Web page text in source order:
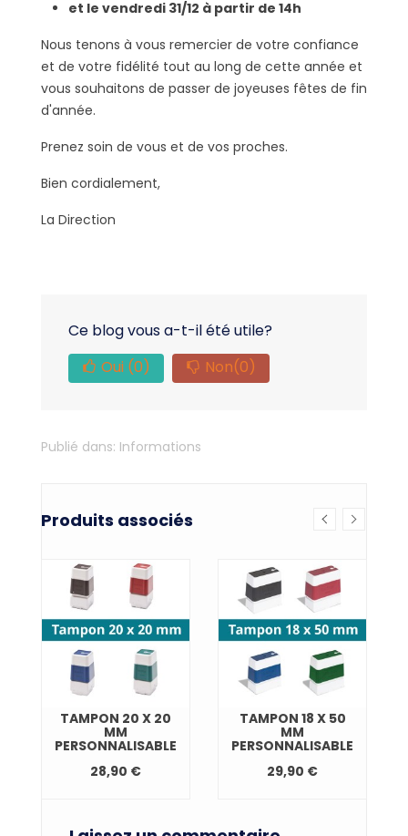
et le vendredi 31/12 à partir de 14h
Nous tenons à vous remercier de votre confiance
et de votre fidélité tout au long de cette année et
vous souhaitons de passer de joyeuses fêtes de fin
d'année.
Prenez soin de vous et de vos proches.
Bien cordialement,
La Direction
Ce blog vous a-t-il été utile?
Oui (0) Non(0)
Publié dans: Informations
Produits associés
TAMPON 20 X 20
MM
PERSONNALISABLE
28,90 €
TAMPON 18 X 50
MM
PERSONNALISABLE
29,90 €